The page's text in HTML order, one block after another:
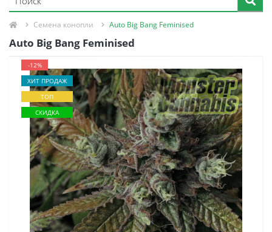
Семена конопли Auto Big Bang Feminised
Auto Big Bang Feminised
-12%
ХИТ ПРОДАЖ
ТОП
СКИДКА